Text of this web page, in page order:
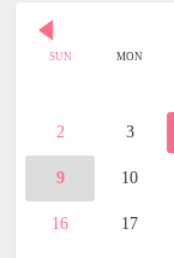
SUN MON
2 3
9 10
16 17